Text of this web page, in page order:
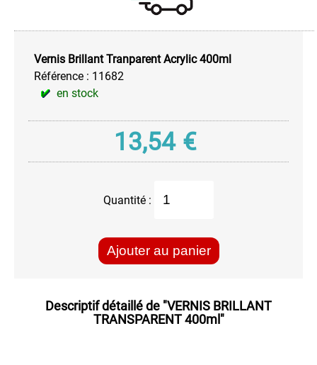
Vernis Brillant Tranparent Acrylic 400ml
Référence : 11682
en stock
13,54 €
Quantité :
Ajouter au panier
Descriptif détaillé de "VERNIS BRILLANT
TRANSPARENT 400ml"
Produit
Dermoprotecteur
Hydrofuge
Protecteur